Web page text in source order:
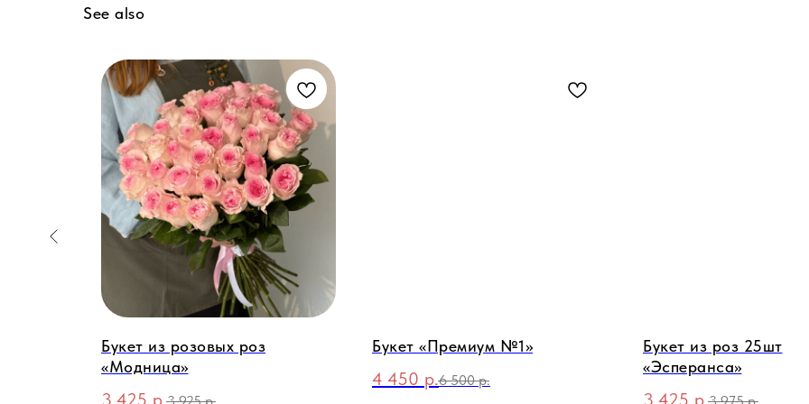
See also
Букет из розовых роз
«Модница»
3 425 р.
Букет «Премиум №1»
4 450 р.6 500 р.
Букет из роз 25шт
«Эсперанса»
3 425 р.